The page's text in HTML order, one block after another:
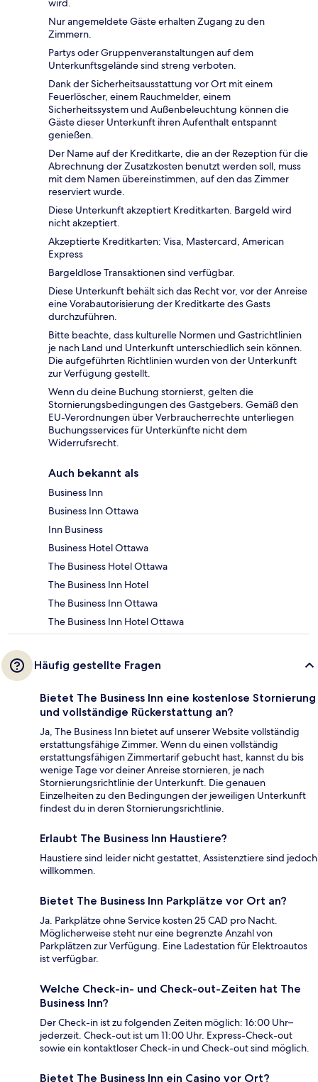
wird.
Nur angemeldete Gäste erhalten Zugang zu den
Zimmern.
Partys oder Gruppenveranstaltungen auf dem
Unterkunftsgelände sind streng verboten.
Dank der Sicherheitsausstattung vor Ort mit einem
Feuerlöscher, einem Rauchmelder, einem
Sicherheitssystem und Außenbeleuchtung können die
Gäste dieser Unterkunft ihren Aufenthalt entspannt
genießen.
Der Name auf der Kreditkarte, die an der Rezeption für die
Abrechnung der Zusatzkosten benutzt werden soll, muss
mit dem Namen übereinstimmen, auf den das Zimmer
reserviert wurde.
Diese Unterkunft akzeptiert Kreditkarten. Bargeld wird
nicht akzeptiert.
Akzeptierte Kreditkarten: Visa, Mastercard, American
Express
Bargeldlose Transaktionen sind verfügbar.
Diese Unterkunft behält sich das Recht vor, vor der Anreise
eine Vorabautorisierung der Kreditkarte des Gasts
durchzuführen.
Bitte beachte, dass kulturelle Normen und Gastrichtlinien
je nach Land und Unterkunft unterschiedlich sein können.
Die aufgeführten Richtlinien wurden von der Unterkunft
zur Verfügung gestellt.
Wenn du deine Buchung stornierst, gelten die
Stornierungsbedingungen des Gastgebers. Gemäß den
EU-Verordnungen über Verbraucherrechte unterliegen
Buchungsservices für Unterkünfte nicht dem
Widerrufsrecht.
Auch bekannt als
Business Inn
Business Inn Ottawa
Inn Business
Business Hotel Ottawa
The Business Hotel Ottawa
The Business Inn Hotel
The Business Inn Ottawa
The Business Inn Hotel Ottawa
Häufig gestellte Fragen
Bietet The Business Inn eine kostenlose Stornierung
und vollständige Rückerstattung an?
Ja, The Business Inn bietet auf unserer Website vollständig
erstattungsfähige Zimmer. Wenn du einen vollständig
erstattungsfähigen Zimmertarif gebucht hast, kannst du bis
wenige Tage vor deiner Anreise stornieren, je nach
Stornierungsrichtlinie der Unterkunft. Die genauen
Einzelheiten zu den Bedingungen der jeweiligen Unterkunft
findest du in deren Stornierungsrichtlinie.
Erlaubt The Business Inn Haustiere?
Haustiere sind leider nicht gestattet, Assistenztiere sind jedoch
willkommen.
Bietet The Business Inn Parkplätze vor Ort an?
Ja. Parkplätze ohne Service kosten 25 CAD pro Nacht.
Möglicherweise steht nur eine begrenzte Anzahl von
Parkplätzen zur Verfügung. Eine Ladestation für Elektroautos
ist verfügbar.
Welche Check-in- und Check-out-Zeiten hat The
Business Inn?
Der Check-in ist zu folgenden Zeiten möglich: 16:00 Uhr–
jederzeit. Check-out ist um 11:00 Uhr. Express-Check-out
sowie ein kontaktloser Check-in und Check-out sind möglich.
Bietet The Business Inn ein Casino vor Ort?